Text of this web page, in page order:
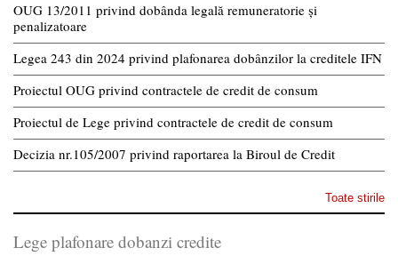
OUG 13/2011 privind dobânda legală remuneratorie și
penalizatoare
Legea 243 din 2024 privind plafonarea dobânzilor la creditele IFN
Proiectul OUG privind contractele de credit de consum
Proiectul de Lege privind contractele de credit de consum
Decizia nr.105/2007 privind raportarea la Biroul de Credit
Toate stirile
Lege plafonare dobanzi credite